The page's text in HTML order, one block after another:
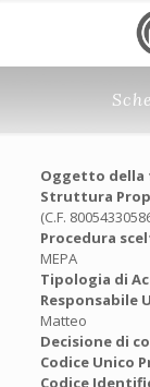
Oggetto
Struttura
(C.F.
Procedura
MEPA
Tipologia di
Responsabile
Matteo
Decisione di
Codice Unico
Codice